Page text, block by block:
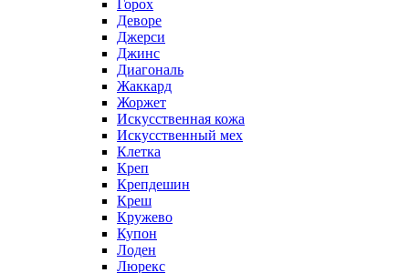
Горох
Деворе
Джерси
Джинс
Диагональ
Жаккард
Жоржет
Искусственная кожа
Искусственный мех
Клетка
Креп
Крепдешин
Креш
Кружево
Купон
Лоден
Люрекс